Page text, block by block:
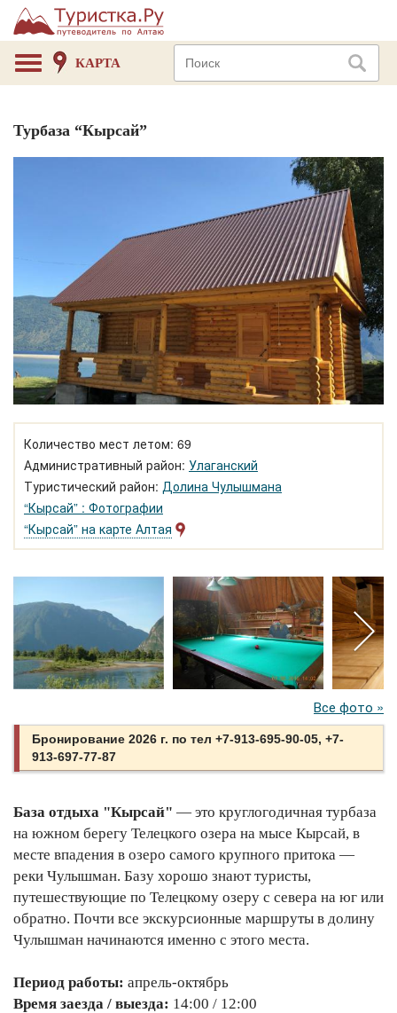
КАРТА
Турбаза “Кырсай”
Количество мест летом: 69
Административный район: Улаганский
Туристический район: Долина Чулышмана
“Кырсай” : Фотографии
“Кырсай” на карте Алтая
Все фото »
Бронирование 2026 г. по тел +7-913-695-90-05, +7-
913-697-77-87
База отдыха "Кырсай" — это круглогодичная турбаза
на южном берегу Телецкого озера на мысе Кырсай, в
месте впадения в озеро самого крупного притока —
реки Чулышман. Базу хорошо знают туристы,
путешествующие по Телецкому озеру с севера на юг или
обратно. Почти все экскурсионные маршруты в долину
Чулышман начинаются именно с этого места.
Период работы: апрель-октябрь
Время заезда / выезда: 14:00 / 12:00